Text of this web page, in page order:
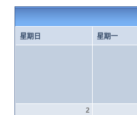
星期日 星期一
2